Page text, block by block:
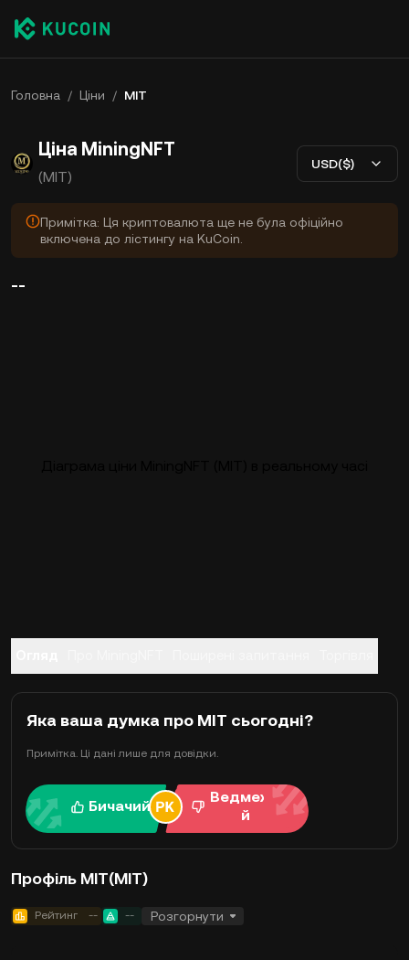
Головна / Ціни / MIT
Ціна MiningNFT
(MIT)
USD($)
Примітка: Ця криптовалюта ще не була офіційно
включена до лістингу на KuCoin.
--
Яка ваша думка про MIT сьогодні?
Примітка. Ці дані лише для довідки.
Бичачий
Ведмежи
й
Профіль MIT(MIT)
Рейтинг -- -- Розгорнути